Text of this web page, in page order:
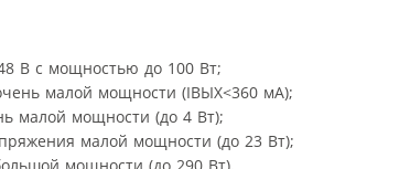
В с мощностью до 100 Вт;
малой мощности (IВЫХ<360 мA);
малой мощности (до 4 Вт);
малой мощности (до 23 Вт);